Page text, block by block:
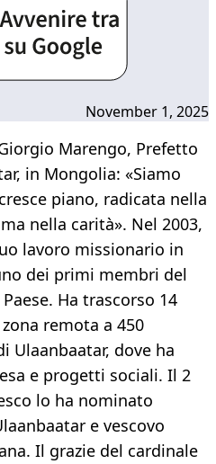
November 1, 2025
Marengo, Prefetto
in Mongolia: «Siamo
piano, radicata nella
nella carità». Nel 2003,
lavoro missionario in
dei primi membri del
Ha trascorso 14
remota a 450
Ulaanbaatar, dove ha
e progetti sociali. Il 2
lo ha nominato
e vescovo
Il grazie del cardinale